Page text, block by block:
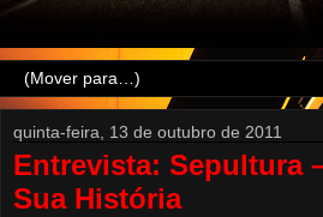
quinta-feira, 13 de outubro de 2011
Entrevista: Sepultura
Sua História